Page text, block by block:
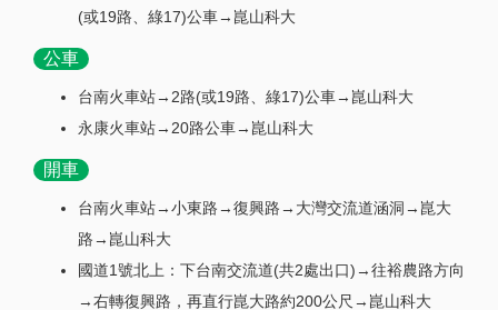
(或19路、綠17)公車→崑山科大
公車
台南火車站→2路(或19路、綠17)公車→崑山科大
永康火車站→20路公車→崑山科大
開車
台南火車站→小東路→復興路→大灣交流道涵洞→崑大
路→崑山科大
國道1號北上：下台南交流道(共2處出口)→往裕農路方向
→右轉復興路，再直行崑大路約200公尺→崑山科大